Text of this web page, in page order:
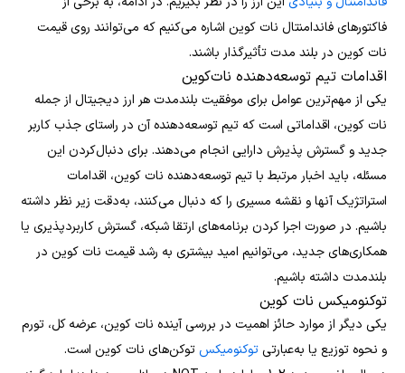
فاکتورهای فاندامنتال نات کوین اشاره می‌کنیم که می‌توانند روی قیمت
نات کوین در بلند مدت تأثیرگذار باشند.
اقدامات تیم توسعه‌دهنده نات‌کوین
یکی از مهم‌ترین عوامل برای موفقیت بلندمدت هر ارز دیجیتال از جمله
نات کوین، اقداماتی است که تیم توسعه‌دهنده آن در راستای جذب کاربر
جدید و گسترش پذیرش دارایی انجام می‌دهند. برای دنبال‌کردن این
مسئله، باید اخبار مرتبط با تیم توسعه‌دهنده نات‌ کوین، اقدامات
استراتژیک آنها و نقشه مسیری را که دنبال می‌کنند، به‌دقت زیر نظر داشته
باشیم. در صورت اجرا کردن برنامه‌های ارتقا شبکه، گسترش کاربردپذیری یا
همکاری‌های جدید، می‌توانیم امید بیشتری به رشد قیمت نات کوین در
بلندمدت داشته باشیم.
توکنومیکس نات کوین
یکی دیگر از موارد حائز اهمیت در بررسی آینده نات کوین، عرضه کل، تورم
و نحوه توزیع یا به‌عبارتی توکنومیکس توکن‌های نات کوین است.